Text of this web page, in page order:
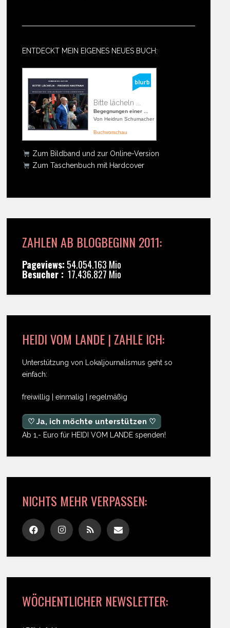
ENTDECKT MEIN EIGENES NEUES BUCH:
Bitte lächeln ...
Begegnungen einer ...
Von Heidrun Schumacher
Buchvorschau
Zum Bildband und zur Online-Version
Zum Taschenbuch mit Hardcover
ZAHLEN AB BLOGBEGINN 2011:
Pageviews: 54.054.163 Mio
Besucher : 17.436.827 Mio
HEIDI VOM LANDE | ZAHLE ICH:
Unterstützung von Lokaljournalismus geht so
einfach:
freiwillig | einmalig | regelmäßig
♡ Ja, ich möchte unterstützen ♡
Ab 1,- Euro für HEIDI VOM LANDE spenden!
NICHTS MEHR VERPASSEN:
WÖCHENTLICHER NEWSLETTER: